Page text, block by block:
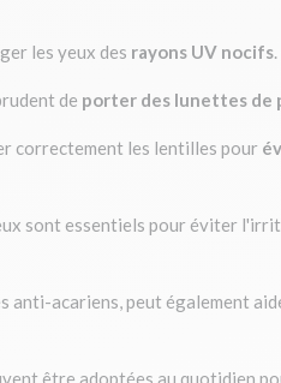
les yeux des rayons UV nocifs.
de porter des lunettes de
correctement les lentilles pour
sont essentiels pour éviter
anti-acariens, peut également
être adoptées au quotidien